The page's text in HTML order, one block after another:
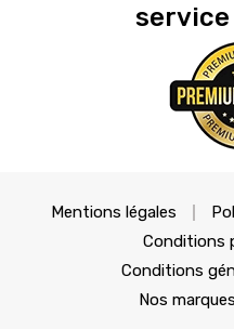
Mentions légales
Conditions
Conditions
Nos